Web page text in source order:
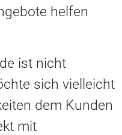
helfen
ist nicht
sich vielleicht
dem Kunden
mit